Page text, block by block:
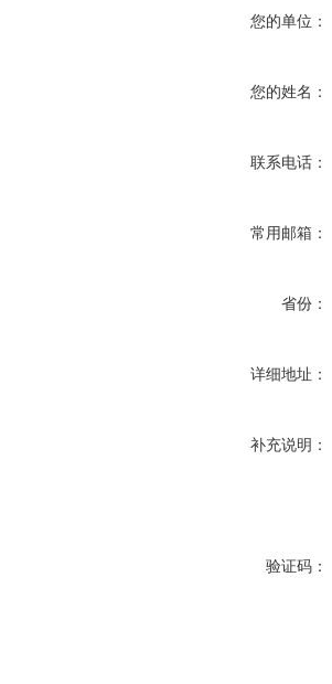
您的单位：
您的姓名：
联系电话：
常用邮箱：
省份：
详细地址：
补充说明：
验证码：